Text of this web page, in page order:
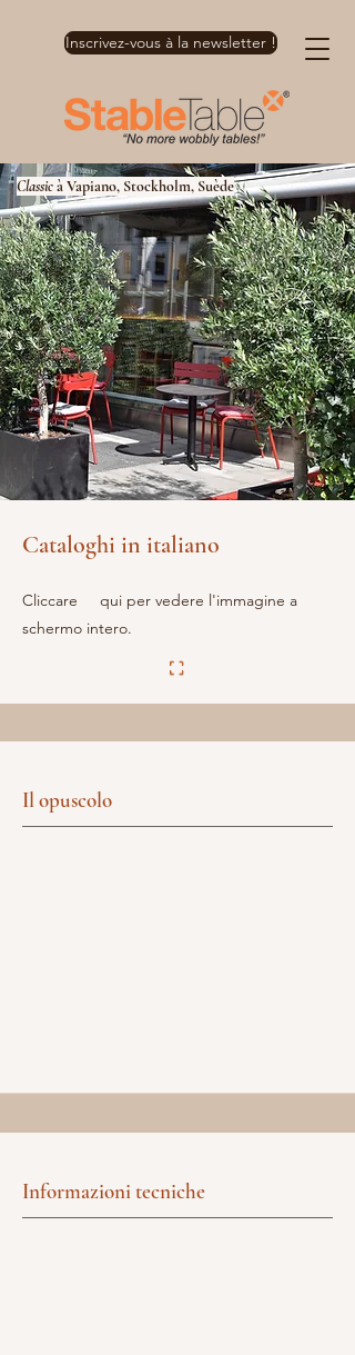
Inscrivez-vous à la newsletter !
Classicà Vapiano, Stockholm, Suède
Cataloghi in italiano
Cliccare qui per vedere l'immagine a
schermo intero.
Il opuscolo
Informazioni tecniche